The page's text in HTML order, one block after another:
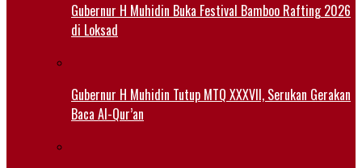
Gubernur H Muhidin Buka Festival Bamboo Rafting 2026
di Loksad
Gubernur H Muhidin Tutup MTQ XXXVII, Serukan Gerakan
Baca Al-Qur’an